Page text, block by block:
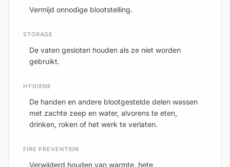
Vermijd onnodige blootstelling.
STORAGE
De vaten gesloten houden als ze niet worden
gebruikt.
HYGIENE
De handen en andere blootgestelde delen wassen
met zachte zeep en water, alvorens te eten,
drinken, roken of het werk te verlaten.
FIRE PREVENTION
Verwijderd houden van warmte, hete